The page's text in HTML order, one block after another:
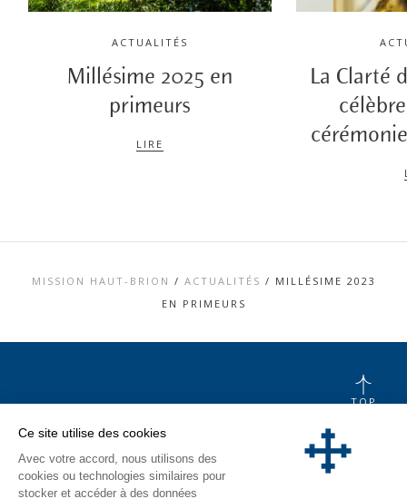
ACTUALITÉS
Millésime 2025 en
primeurs
LIRE
La Clarté
MISSION HAUT-BRION / ACTUALITÉS / MILLÉSIME 2023
EN PRIMEURS
CHARTE DONNÉES PERSONNELLES &
COOKIES
MÉDIATHÈQUE
TOP
Ce site utilise des cookies
Avec votre accord, nous utilisons des
cookies ou technologies similaires pour
stocker et accéder à des données